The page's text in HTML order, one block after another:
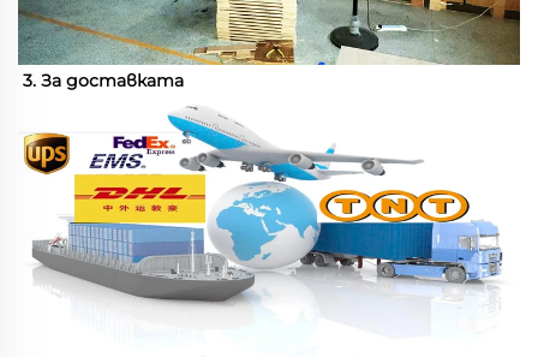
3. За доставката